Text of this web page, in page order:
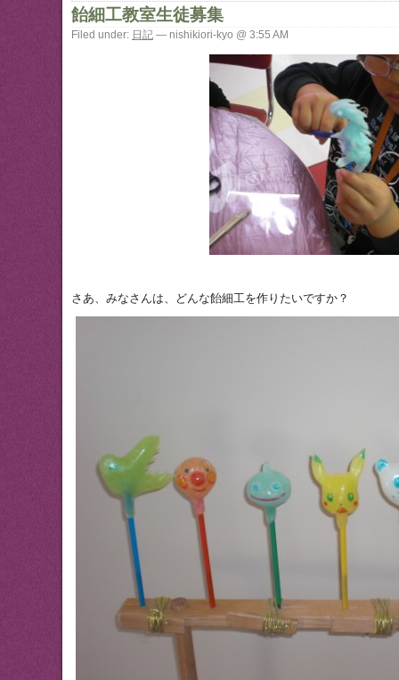
飴細工教室生徒募集
Filed under: 日記 — nishikiori-kyo @ 3:55 AM
さあ、みなさんは、どんな飴細工を作りたいですか？